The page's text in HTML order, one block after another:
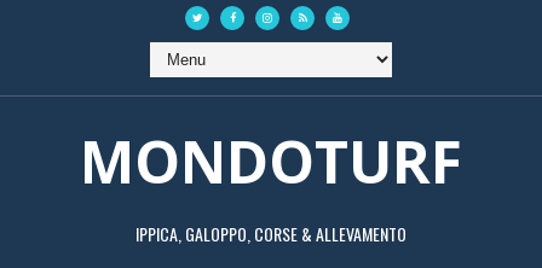
MONDOTURF
IPPICA, GALOPPO, CORSE & ALLEVAMENTO